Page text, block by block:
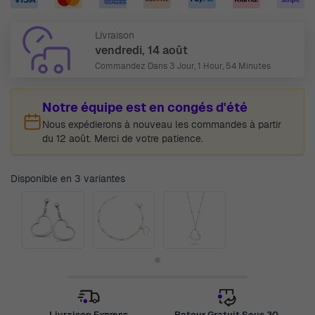
Livraison
vendredi, 14 août
Commandez Dans 3 Jour, 1 Hour, 54 Minutes
Notre équipe est en congés d'été
Nous expédierons à nouveau les commandes à partir
du 12 août. Merci de votre patience.
Disponible en 3 variantes